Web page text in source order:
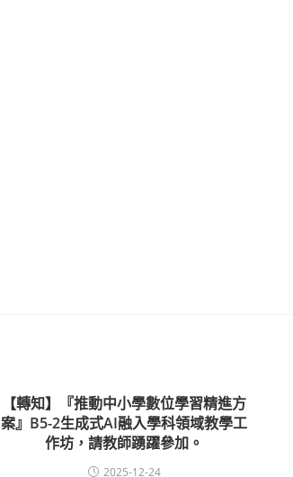
【轉知】『推動中小學數位學習精進方
案』B5-2生成式AI融入學科領域教學工
作坊，請教師踴躍參加。
2025-12-24